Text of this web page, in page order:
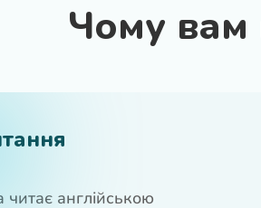
Чому вам
читає англійською